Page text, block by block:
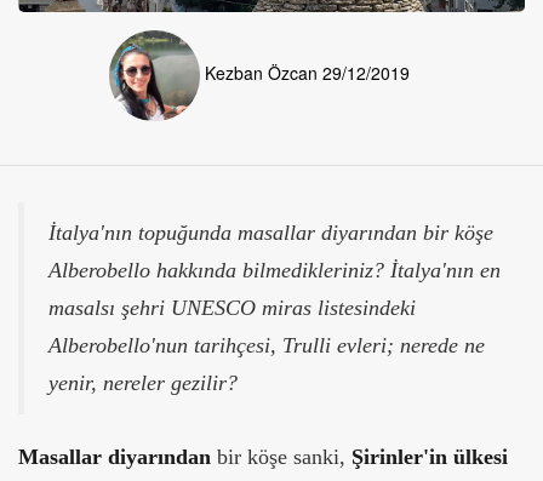
Kezban Özcan 29/12/2019
İtalya'nın topuğunda masallar diyarından bir köşe
Alberobello hakkında bilmedikleriniz? İtalya'nın en
masalsı şehri UNESCO miras listesindeki
Alberobello'nun tarihçesi, Trulli evleri; nerede ne
yenir, nereler gezilir?
Masallar diyarından bir köşe sanki, Şirinler'in ülkesi